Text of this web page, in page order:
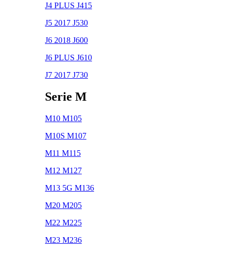
J4 PLUS J415
J5 2017 J530
J6 2018 J600
J6 PLUS J610
J7 2017 J730
Serie M
M10 M105
M10S M107
M11 M115
M12 M127
M13 5G M136
M20 M205
M22 M225
M23 M236